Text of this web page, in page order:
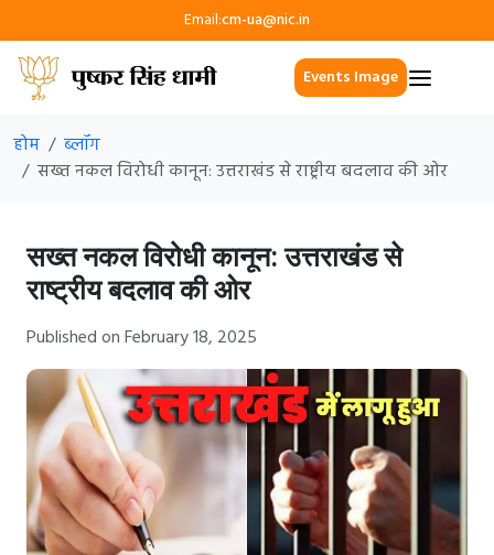
Email:cm-ua@nic.in
Events Image
होम
ब्लॉग
सख्त नकल विरोधी कानून: उत्तराखंड से राष्ट्रीय बदलाव की ओर
सख्त नकल विरोधी कानून: उत्तराखंड से
राष्ट्रीय बदलाव की ओर
Published on February 18, 2025